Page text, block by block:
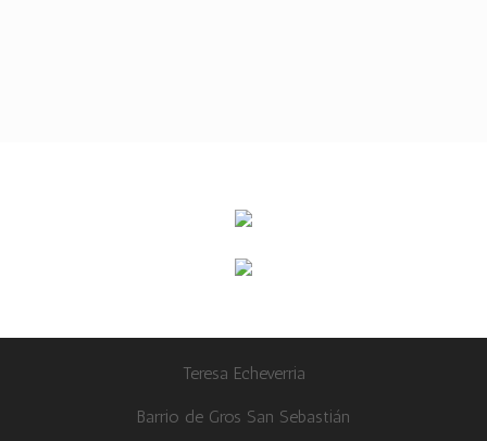
Teresa Echeverria
Barrio de Gros San Sebastián